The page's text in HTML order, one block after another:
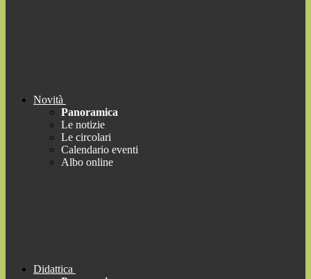
Novità
Panoramica
Le notizie
Le circolari
Calendario eventi
Albo online
Didattica